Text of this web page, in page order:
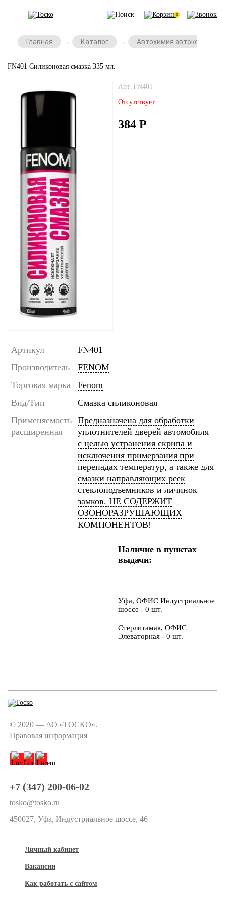
0
Главная Каталог Автохимия
FN401 Силиконовая смазка 335 мл.
Арт. FN401
Отсутствует
384 Р
Артикул
FN401
Производитель
FENOM
Торговая марка
Fenom
Вид/Тип
Смазка силиконовая
Применяемость
расширенная
Предназначена для обработки
уплотнителей дверей автомобиля
с целью устранения скрипа и
исключения примерзания при
перепадах температур, а также для
смазки направляющих реек
стеклоподъемников и личинок
замков. НЕ СОДЕРЖИТ
ОЗОНОРАЗРУШАЮЩИХ
КОМПОНЕНТОВ!
Наличие в пунктах
выдачи:
Уфа, ОФИС Индустриальное
шоссе - 0 шт.
Стерлитамак, ОФИС
Элеваторная - 0 шт.
© 2020 — АО «ТОСКО».
Правовая информация
+7 (347) 200-06-02
tosko@tosko.ru
450027, Уфа, Индустриальное шоссе, 46
Личный кабинет
Вакансии
Как работать с сайтом